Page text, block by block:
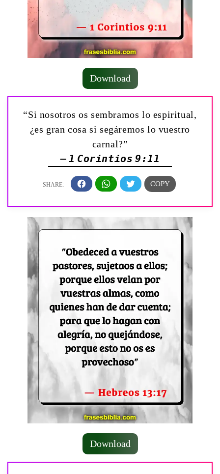
Download
“Si nosotros os sembramos lo espiritual,
¿es gran cosa si segáremos lo vuestro
carnal?”
— 1 Corintios 9:11
Download